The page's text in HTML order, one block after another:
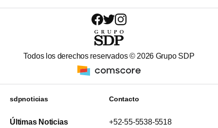
Todos los derechos reservados © 2026 Grupo SDP
sdpnoticias
Últimas Noticias
Contacto
+52-55-5538-5518